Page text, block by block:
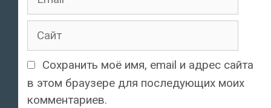
Сайт
Сохранить моё имя, email и адрес сайта
в этом браузере для последующих моих
комментариев.